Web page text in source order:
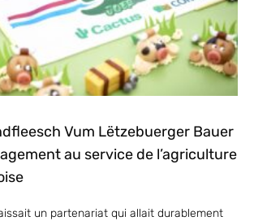
Vum Lëtzebuerger Bauer
au service de l’agriculture
un partenariat qui allait durablement